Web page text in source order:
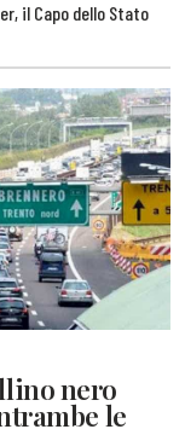
il Capo dello Stato
nero
le